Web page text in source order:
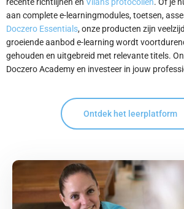
aan complete e-learningmodules, toetsen,
Doczero Essentials, onze producten zijn
groeiende aanbod e-learning wordt
gehouden en uitgebreid met relevante titels.
Doczero Academy en investeer in jouw
Ontdek het leerplatform